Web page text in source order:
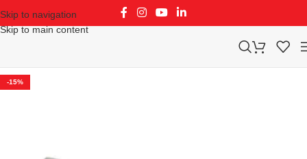
Skip to navigation
Skip to main content
-15%